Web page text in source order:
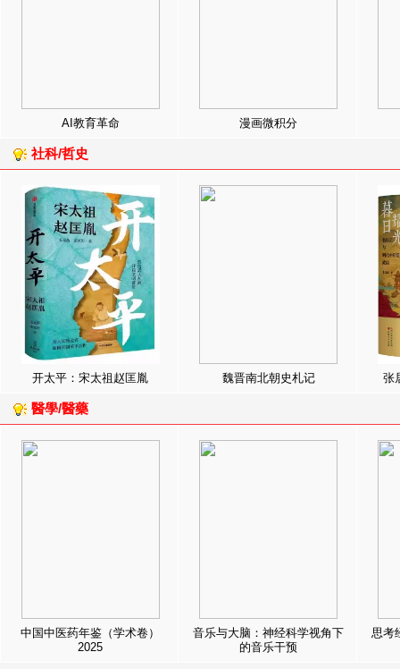
AI教育革命 漫画微积分
社科/哲史
开太平：宋太祖赵匡胤 魏晋南北朝史札记 张
醫學/醫藥
中国中医药年鉴（学术卷）
2025
音乐与大脑：神经科学视角下
的音乐干预
思考